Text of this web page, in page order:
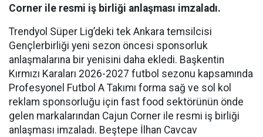
Corner ile resmi iş birliği anlaşması imzaladı.
Trendyol Süper Lig’deki tek Ankara temsilcisi
Gençlerbirliği yeni sezon öncesi sponsorluk
anlaşmalarına bir yenisini daha ekledi. Başkentin
Kırmızı Karaları 2026-2027 futbol sezonu kapsamında
Profesyonel Futbol A Takımı forma sağ ve sol kol
reklam sponsorluğu için fast food sektörünün önde
gelen markalarından Cajun Corner ile resmi iş birliği
anlaşması imzaladı. Beştepe İlhan Cavcav